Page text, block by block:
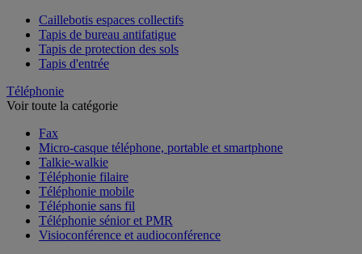
Caillebotis espaces collectifs
Tapis de bureau antifatigue
Tapis de protection des sols
Tapis d'entrée
Téléphonie
Voir toute la catégorie
Fax
Micro-casque téléphone, portable et smartphone
Talkie-walkie
Téléphonie filaire
Téléphonie mobile
Téléphonie sans fil
Téléphonie sénior et PMR
Visioconférence et audioconférence